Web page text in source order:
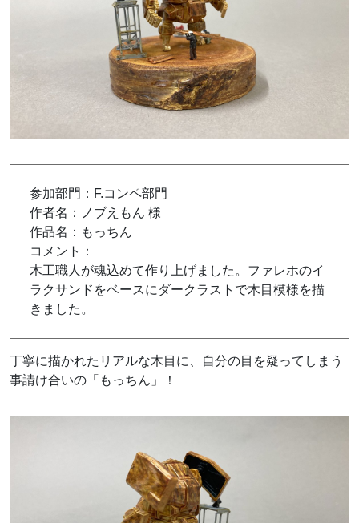
参加部門：F.コンペ部門
作者名：ノブえもん 様
作品名：もっちん
コメント：
木工職人が魂込めて作り上げました。ファレホのイ
ラクサンドをベースにダークラストで木目模様を描
きました。
丁寧に描かれたリアルな木目に、自分の目を疑ってしまう
事請け合いの「もっちん」！